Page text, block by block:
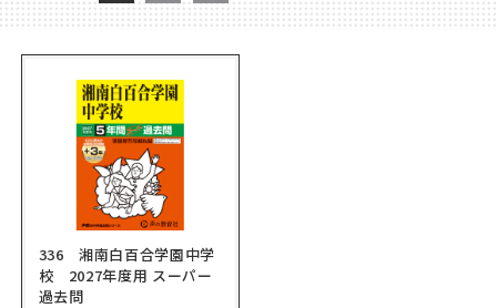
336 湘南白百合学園中学
校 2027年度用 スーパー
過去問